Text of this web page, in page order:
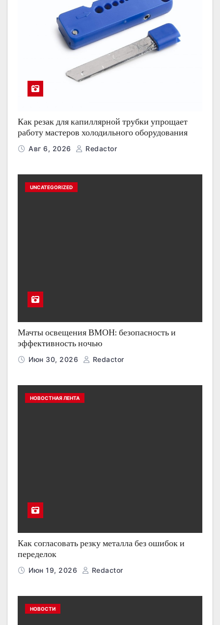
Как резак для капиллярной трубки упрощает
работу мастеров холодильного оборудования
Авг 6, 2026 Redactor
UNCATEGORIZED
Мачты освещения ВМОН: безопасность и
эффективность ночью
Июн 30, 2026 Redactor
НОВОСТНАЯ ЛЕНТА
Как согласовать резку металла без ошибок и
переделок
Июн 19, 2026 Redactor
НОВОСТИ